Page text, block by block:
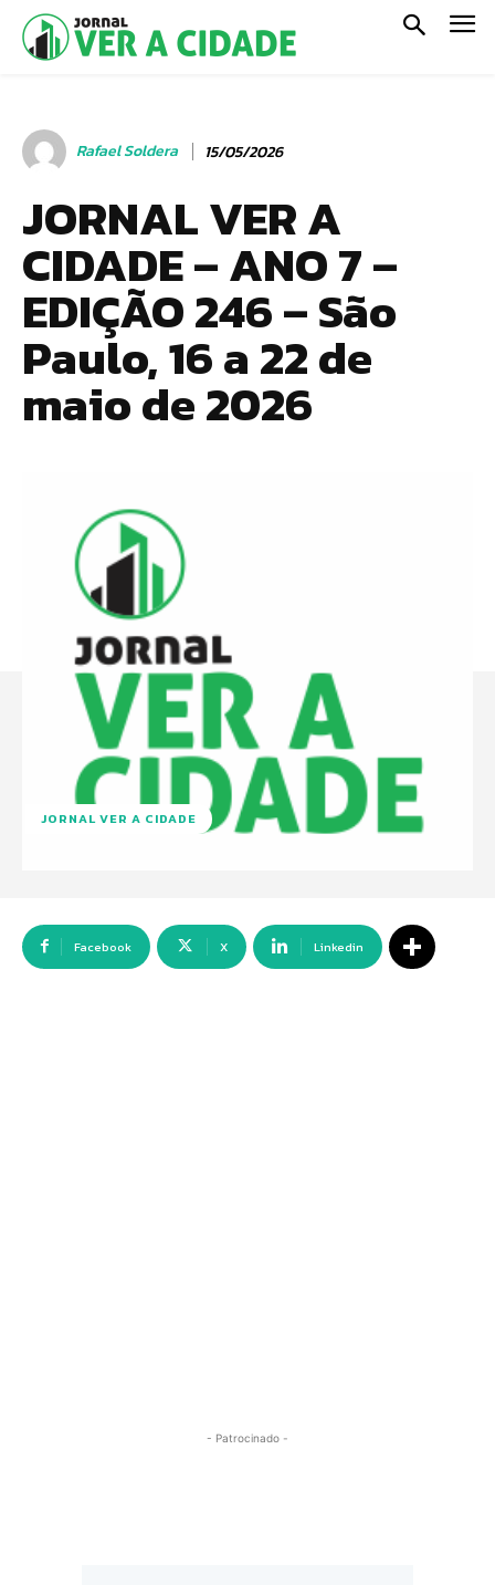
Rafael Soldera 15/05/2026
JORNAL VER A
CIDADE – ANO 7 –
EDIÇÃO 246 – São
Paulo, 16 a 22 de
maio de 2026
JORNAL VER A CIDADE
Facebook X Linkedin
- Patrocinado -